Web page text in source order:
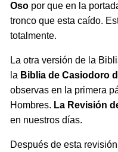
Oso por que en la
tronco que esta caído.
totalmente.
La otra versión de la
la Biblia de Casiodoro
observas en la primera
Hombres. La Revisión
en nuestros días.
Después de esta